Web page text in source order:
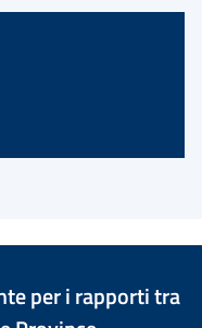
per i rapporti tra